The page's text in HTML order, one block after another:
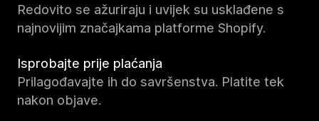
Redovito se ažuriraju i uvijek su usklađene s
najnovijim značajkama platforme Shopify.
Isprobajte prije plaćanja
Prilagođavajte ih do savršenstva. Platite tek
nakon objave.